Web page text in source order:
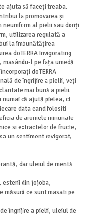
ajuta să faceți treaba.
la promovarea și
neuniform al pielii sau doriți
utilizarea regulată a
la îmbunătățirea
doTERRA Invigorating
masându-l pe fața umedă
doTERRA
de îngrijire a pielii, veți
mai bună a pielii.
numai că ajută pielea, ci
data cand folositi
de aromele minunate
si extractelor de fructe,
un sentiment revigorat,
dar uleiul de mentă
esterii din jojoba,
măsură ce sunt masati pe
îngrijire a pielii, uleiul de